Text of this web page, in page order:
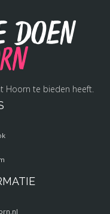
doen
Hoorn te bieden heeft.